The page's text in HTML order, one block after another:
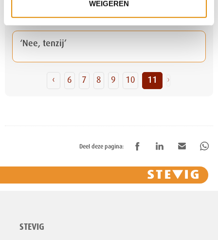
WEIGEREN
mensen met een LVB passender te maken
‘Nee, tenzij’
‹ 6 7 8 9 10 11 ›
Deel deze pagina:
STEVIG